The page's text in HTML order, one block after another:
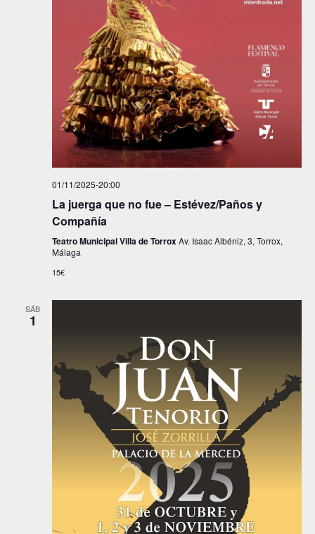
01/11/2025-20:00
La juerga que no fue – Estévez/Paños y
Compañía
Teatro Municipal Villa de TorroxAv. Isaac Albéniz, 3, Torrox,
Málaga
15€
SÁB
1